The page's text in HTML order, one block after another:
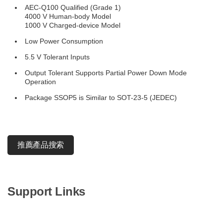
AEC-Q100 Qualified (Grade 1)
4000 V Human-body Model
1000 V Charged-device Model
Low Power Consumption
5.5 V Tolerant Inputs
Output Tolerant Supports Partial Power Down Mode
Operation
Package SSOP5 is Similar to SOT-23-5 (JEDEC)
推薦產品搜索
Support Links